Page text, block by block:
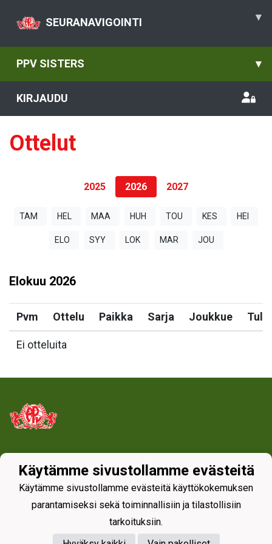
SEURANAVIGOINTI ▾
PPV SISTERS ▾
KIRJAUDU
Ottelut
2025 2026 2027
TAM HEL MAA HUH TOU KES HEI
ELO SYY LOK MAR JOU
Elokuu 2026
Pvm Ottelu Paikka Sarja Joukkue
Ei otteluita
Käytämme sivustollamme evästeitä
Käytämme sivustollamme evästeitä käyttökokemuksen
parantamiseksi sekä toiminnallisiin ja tilastollisiin
tarkoituksiin.